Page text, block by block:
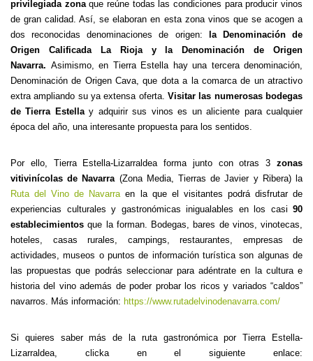
privilegiada zonaque reúne todas las condiciones para producir vinos
de gran calidad. Así, se elaboran en esta zona vinos que se acogen a
dos reconocidas denominaciones de origen:
la Denominación de
Origen Calificada La Rioja y la Denominación de Origen
Navarra. Asimismo, en Tierra Estella hay una tercera denominación,
Denominación de Origen Cava, que dota a la comarca de un atractivo
extra ampliando su ya extensa oferta. Visitar las numerosas bodegas
de Tierra Estellay adquirir sus vinos es un aliciente para cualquier
época del año, una interesante propuesta para los sentidos.
Por ello, Tierra Estella-Lizarraldea forma junto con otras 3 zonas
vitivinícolas de Navarra(Zona Media, Tierras de Javier y Ribera) la
Ruta del Vino de Navarraen la que el visitantes podrá disfrutar de
experiencias culturales y gastronómicas inigualables en los casi 90
establecimientos que la forman. Bodegas, bares de vinos, vinotecas,
hoteles, casas rurales, campings, restaurantes, empresas de
actividades, museos o puntos de información turística son algunas de
las propuestas que podrás seleccionar para adéntrate en la cultura e
historia del vino además de poder probar los ricos y variados “caldos”
navarros. Más información: https://www.rutadelvinodenavarra.com/
Si quieres saber más de la ruta gastronómica por Tierra Estella-
Lizarraldea, clicka en el siguiente enlace: